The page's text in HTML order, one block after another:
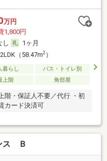
万円
1,800円
し
1ヶ月
（58.47m2）
暮らし
バス・トイレ別
上階 角部屋
階・保証人不要／代行 ・初
カード決済可
ス Ｂ